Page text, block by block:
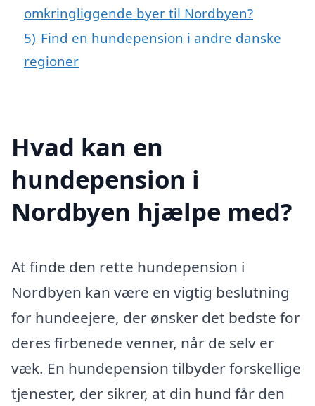
omkringliggende byer til Nordbyen?
5) Find en hundepension i andre danske
regioner
Hvad kan en
hundepension i
Nordbyen hjælpe med?
At finde den rette hundepension i
Nordbyen kan være en vigtig beslutning
for hundeejere, der ønsker det bedste for
deres firbenede venner, når de selv er
væk. En hundepension tilbyder forskellige
tjenester, der sikrer, at din hund får den